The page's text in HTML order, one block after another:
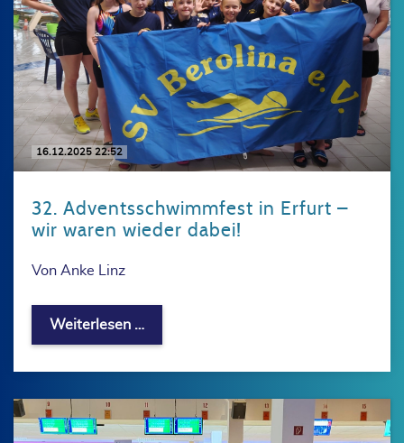
16.12.2025 22:52
32. Adventsschwimmfest in Erfurt –
wir waren wieder dabei!
Von Anke Linz
Weiterlesen …